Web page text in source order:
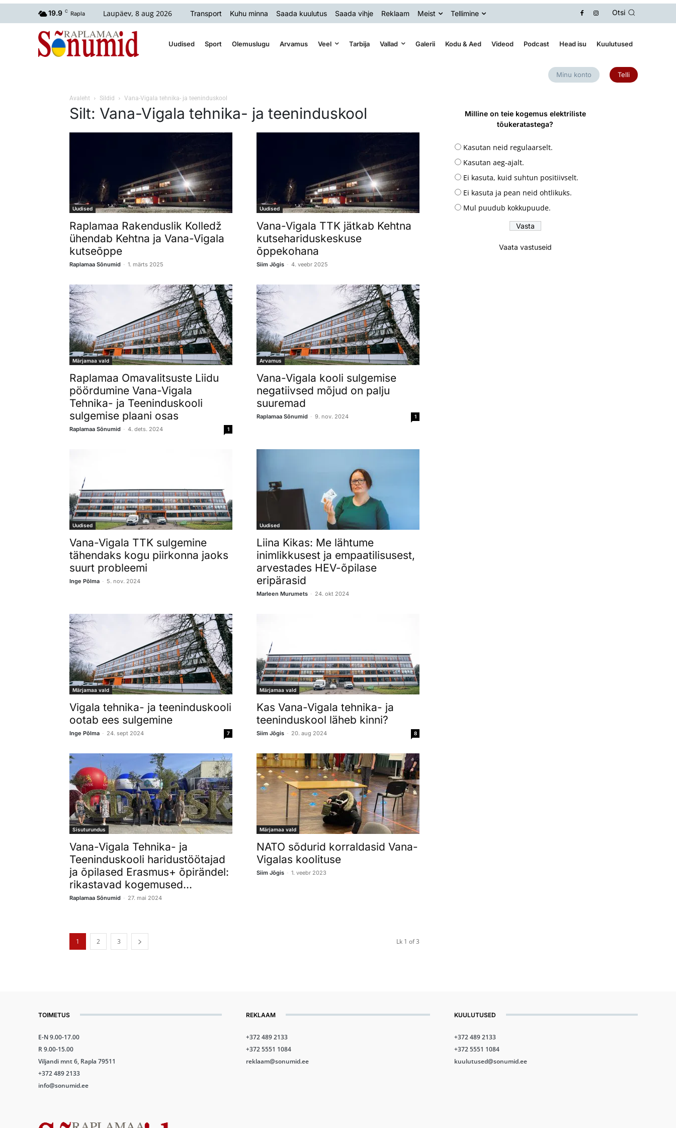
19.9 C Rapla Laupäev, 8 aug 2026 Transport Kuhu minna Saada kuulutus Saada vihje Reklaam Meist Tellimine Otsi
Uudised Sport Olemuslugu Arvamus Veel Tarbija Vallad Galerii Kodu & Aed Videod Podcast Head isu Kuulutused
Minu konto Telli
Avaleht Sildid Vana-Vigala tehnika- ja teeninduskool
Silt: Vana-Vigala tehnika- ja teeninduskool
Uudised
Raplamaa Rakenduslik Kolledž
ühendab Kehtna ja Vana-Vigala
kutseõppe
Raplamaa Sõnumid - 1. märts 2025
Uudised
Vana-Vigala TTK jätkab Kehtna
kutsehariduskeskuse
õppekohana
Siim Jõgis - 4. veebr 2025
Märjamaa vald
Raplamaa Omavalitsuste Liidu
pöördumine Vana-Vigala
Tehnika- ja Teeninduskooli
sulgemise plaani osas
Raplamaa Sõnumid - 4. dets. 2024 1
Arvamus
Vana-Vigala kooli sulgemise
negatiivsed mõjud on palju
suuremad
Raplamaa Sõnumid - 9. nov. 2024 1
Uudised
Vana-Vigala TTK sulgemine
tähendaks kogu piirkonna jaoks
suurt probleemi
Inge Põlma - 5. nov. 2024
Uudised
Liina Kikas: Me lähtume
inimlikkusest ja empaatilisusest,
arvestades HEV-õpilase
eripärasid
Marleen Murumets - 24. okt 2024
Märjamaa vald
Vigala tehnika- ja teeninduskooli
ootab ees sulgemine
Inge Põlma - 24. sept 2024 7
Märjamaa vald
Kas Vana-Vigala tehnika- ja
teeninduskool läheb kinni?
Siim Jõgis - 20. aug 2024 8
Sisuturundus
Vana-Vigala Tehnika- ja
Teeninduskooli haridustöötajad
ja õpilased Erasmus+ õpirändel:
rikastavad kogemused...
Raplamaa Sõnumid - 27. mai 2024
Märjamaa vald
NATO sõdurid korraldasid Vana-
Vigalas koolituse
Siim Jõgis - 1. veebr 2023
1 2 3 Lk 1 of 3
Milline on teie kogemus elektriliste
tõukeratastega?
Kasutan neid regulaarselt.
Kasutan aeg-ajalt.
Ei kasuta, kuid suhtun positiivselt.
Ei kasuta ja pean neid ohtlikuks.
Mul puudub kokkupuude.
Vaata vastuseid
TOIMETUS
E-N 9.00-17.00
R 9.00-15.00
Viljandi mnt 6, Rapla 79511
+372 489 2133
info@sonumid.ee
REKLAAM
+372 489 2133
+372 5551 1084
reklaam@sonumid.ee
KUULUTUSED
+372 489 2133
+372 5551 1084
kuulutused@sonumid.ee